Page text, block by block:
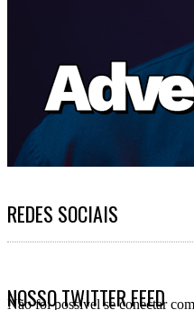
REDES SOCIAIS
NOSSO TWITTER FEED
Não foi possível se conectar